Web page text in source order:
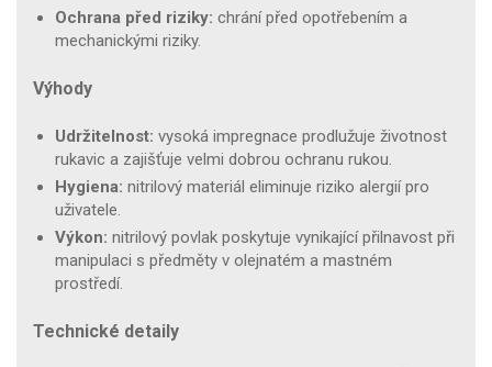
Ochrana před riziky: chrání před opotřebením a
mechanickými riziky.
Výhody
Udržitelnost: vysoká impregnace prodlužuje životnost
rukavic a zajišťuje velmi dobrou ochranu rukou.
Hygiena: nitrilový materiál eliminuje riziko alergií pro
uživatele.
Výkon: nitrilový povlak poskytuje vynikající přilnavost při
manipulaci s předměty v olejnatém a mastném
prostředí.
Technické detaily